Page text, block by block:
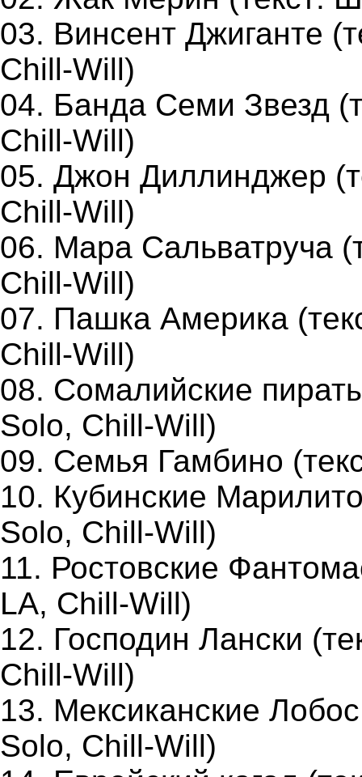
03. Винсент Джиганте
Chill-Will)
04. Банда Семи Звезд
Chill-Will)
05. Джон Диллинджер
Chill-Will)
06. Мара Сальватруча
Chill-Will)
07. Пашка Америка
Chill-Will)
08. Сомалийские
Solo, Chill-Will)
09. Семья Гамбино
10. Кубинские
Solo, Chill-Will)
11. Ростовские
LA, Chill-Will)
12. Господин Лански
Chill-Will)
13. Мексиканские
Solo, Chill-Will)